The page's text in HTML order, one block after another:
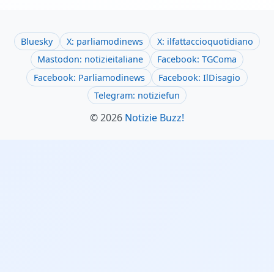
Bluesky X: parliamodinews
X: ilfattaccioquotidiano
Mastodon: notizieitaliane
Facebook: TGComa
Facebook: Parliamodinews
Facebook: IlDisagio
Telegram: notiziefun
© 2026 Notizie Buzz!